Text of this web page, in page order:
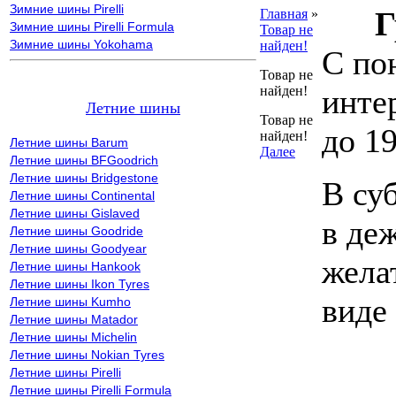
Зимние шины Pirelli
Зимние шины Pirelli Formula
Зимние шины Yokohama
Летние шины
Летние шины Barum
Летние шины BFGoodrich
Летние шины Bridgestone
Летние шины Continental
Летние шины Gislaved
Летние шины Goodride
Летние шины Goodyear
Летние шины Hankook
Летние шины Ikon Tyres
Летние шины Kumho
Летние шины Matador
Летние шины Michelin
Летние шины Nokian Tyres
Летние шины Pirelli
Летние шины Pirelli Formula
Главная »
Товар не
найден!
Товар не
найден!
Товар не
найден!
Далее
С
до
В
в
виде